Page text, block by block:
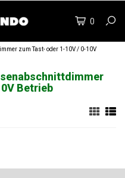
0
zum Tast- oder 1-10V / 0-10V
Betrieb